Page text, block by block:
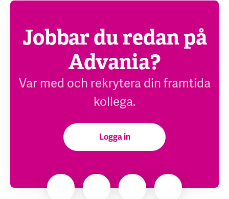
Jobbar du redan på
Advania?
Var med och rekrytera din framtida
kollega.
Logga in